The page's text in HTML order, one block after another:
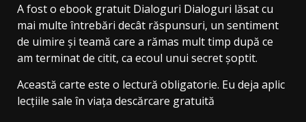
A fost o ebook gratuit Dialoguri Dialoguri lăsat cu
mai multe întrebări decât răspunsuri, un sentiment
de uimire și teamă care a rămas mult timp după ce
am terminat de citit, ca ecoul unui secret șoptit.
Această carte este o lectură obligatorie. Eu deja aplic
lecțiile sale în viața descărcare gratuită